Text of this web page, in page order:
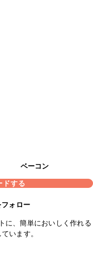
ベーコン
ドする
ォロー
に、簡単においしく作れる
います。